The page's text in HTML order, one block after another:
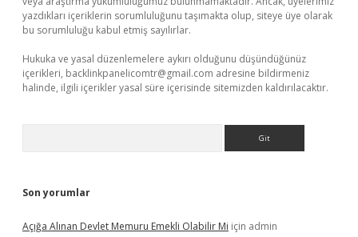
yazdıkları içeriklerin sorumluluğunu taşımakta olup, siteye üye olarak
bu sorumluluğu kabul etmiş sayılırlar.
Hukuka ve yasal düzenlemelere aykırı olduğunu düşündüğünüz
içerikleri, backlinkpanelicomtr@gmail.com adresine bildirmeniz
halinde, ilgili içerikler yasal süre içerisinde sitemizden kaldırılacaktır.
Son yorumlar
Açığa Alınan Devlet Memuru Emekli Olabilir Mi için admin